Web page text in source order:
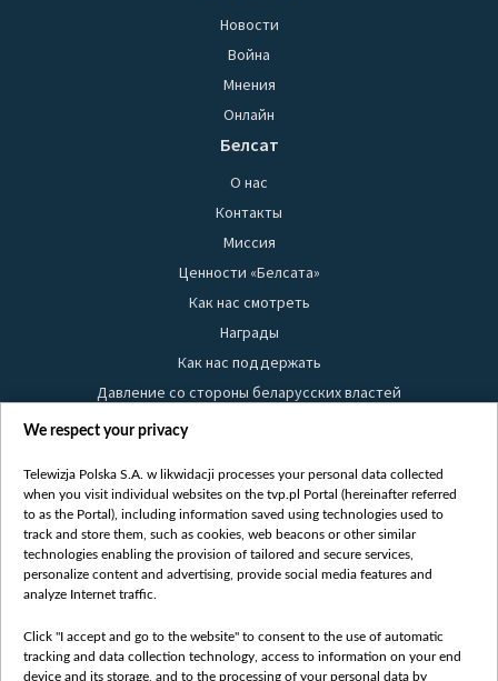
Новости
Война
Мнения
Онлайн
Белсат
О нас
Контакты
Миссия
Ценности «Белсата»
Как нас смотреть
Награды
Как нас поддержать
Давление со стороны беларусских властей
Правила использования материалов
Безопасность
Youtube
Белсат news
Белсат Life
Belsat English
Biełsat PL
We respect your privacy
Telewizja Polska S.A. w likwidacji processes your personal data collected
when you visit individual websites on the tvp.pl Portal (hereinafter referred
to as the Portal), including information saved using technologies used to
track and store them, such as cookies, web beacons or other similar
technologies enabling the provision of tailored and secure services,
personalize content and advertising, provide social media features and
analyze Internet traffic.
Click "I accept and go to the website" to consent to the use of automatic
tracking and data collection technology, access to information on your end
device and its storage, and to the processing of your personal data by